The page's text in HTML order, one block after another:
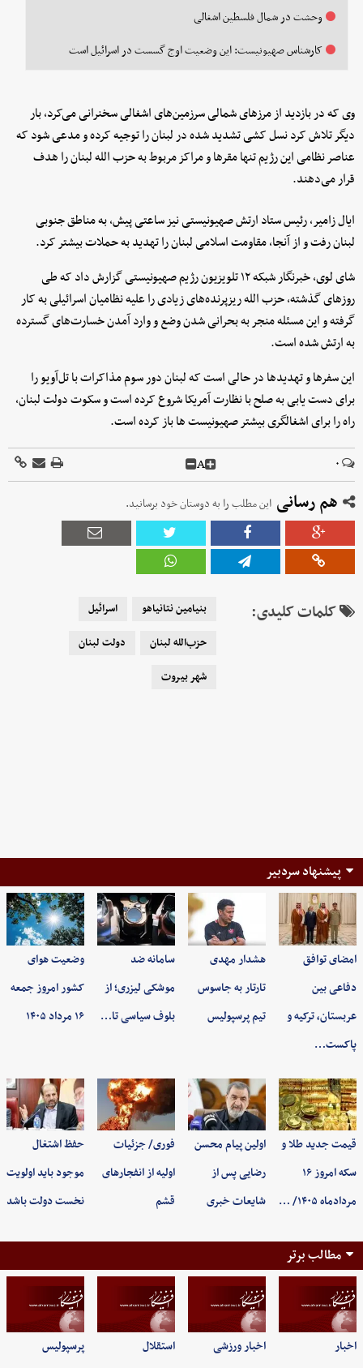
وحشت در شمال فلسطین اشغالی
کارشناس صهیونیست: این وضعیت اوج گسست در اسرائیل است
وی که در بازدید از مرزهای شمالی سرزمین‌های اشغالی سخنرانی می‌کرد، بار
دیگر تلاش کرد نسل کشی تشدید شده در لبنان را توجیه کرده و مدعی شود که
عناصر نظامی این رژیم تنها مقرها و مراکز مربوط به حزب الله لبنان را هدف
قرار می‌دهند.
ایال زامیر، رئیس ستاد ارتش صهیونیستی نیز ساعتی پیش، به مناطق جنوبی
لبنان رفت و از آنجا، مقاومت اسلامی لبنان را تهدید به حملات بیشتر کرد.
شای لوی، خبرنگار شبکه ۱۲ تلویزیون رژیم صهیونیستی گزارش داد که طی
روزهای گذشته، حزب الله ریزپرنده‌های زیادی را علیه نظامیان اسرائیلی به کار
گرفته و این مسئله منجر به بحرانی شدن وضع و وارد آمدن خسارت‌های گسترده
به ارتش شده است.
این سفرها و تهدیدها در حالی است که لبنان دور سوم مذاکرات با تل‌آویو را
برای دست یابی به صلح با نظارت آمریکا شروع کرده است و سکوت دولت لبنان،
راه را برای اشغالگری بیشتر صهیونیست ها باز کرده است.
۰ A
هم رسانی این مطلب را به دوستان خود برسانید.
کلمات کلیدی: بنیامین نتانیاهو
اسرائیل
حزب‌الله لبنان
دولت لبنان
شهر بیروت
پیشنهاد سردبیر
امضای توافق
دفاعی بین
عربستان، ترکیه و
پاکست…
هشدار مهدی
تارتار به جاسوس
تیم پرسپولیس
سامانه ضد
موشکی لیزری؛ از
بلوف سیاسی تا…
وضعیت هوای
کشور امروز جمعه
۱۶ مرداد ۱۴۰۵
قیمت جدید طلا و
سکه امروز ۱۶
مردادماه ۱۴۰۵/ …
اولین پیام محسن
رضایی پس از
شایعات خبری
فوری/ جزئیات
اولیه از انفجارهای
قشم
حفظ اشتغال
موجود باید اولویت
نخست دولت باشد
مطالب برتر
اخبار اخبار ورزشی استقلال پرسپولیس